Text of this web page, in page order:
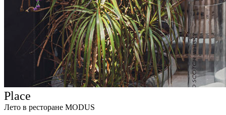
Place
Лето в ресторане MODUS